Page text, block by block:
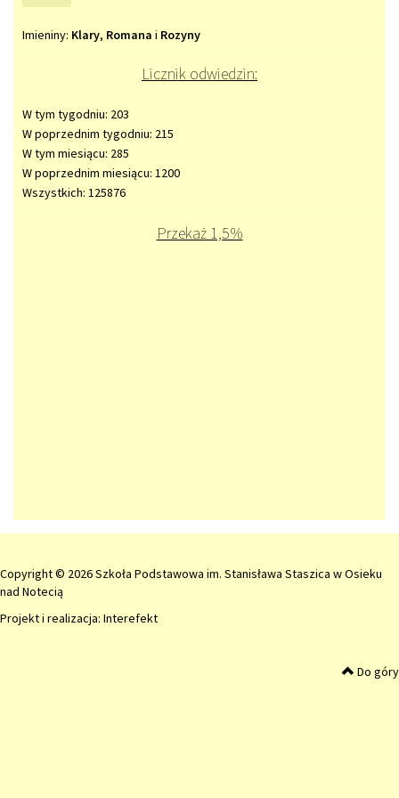
Imieniny
Imieniny: Klary, Romana i Rozyny
Licznik odwiedzin:
W tym tygodniu: 203
W poprzednim tygodniu: 215
W tym miesiącu: 285
W poprzednim miesiącu: 1200
Wszystkich: 125876
Przekaż 1,5%
Copyright © 2026 Szkoła Podstawowa im. Stanisława Staszica w Osieku
nad Notecią
Projekt i realizacja: Interefekt
Do góry